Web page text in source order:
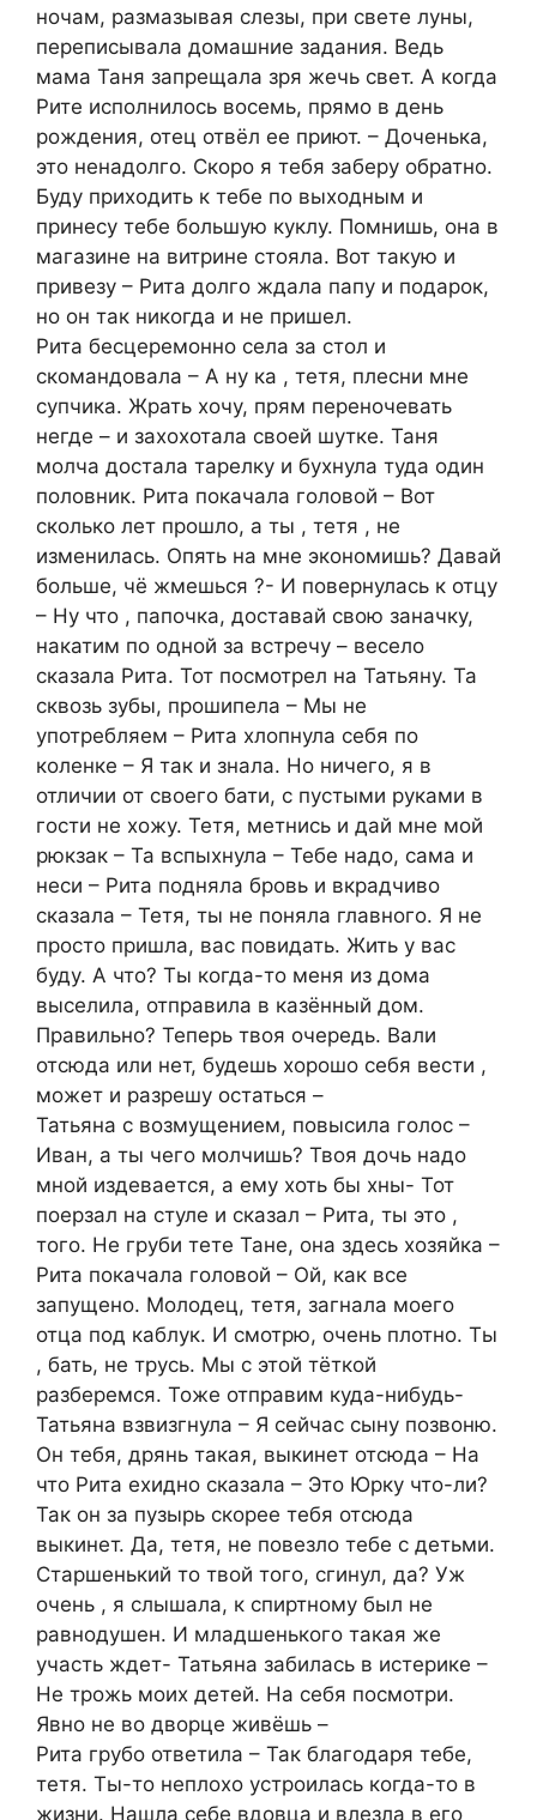
ночам, размазывая слезы, при свете луны,
переписывала домашние задания. Ведь
мама Таня запрещала зря жечь свет. А когда
Рите исполнилось восемь, прямо в день
рождения, отец отвёл ее приют. – Доченька,
это ненадолго. Скоро я тебя заберу обратно.
Буду приходить к тебе по выходным и
принесу тебе большую куклу. Помнишь, она в
магазине на витрине стояла. Вот такую и
привезу – Рита долго ждала папу и подарок,
но он так никогда и не пришел.
Рита бесцеремонно села за стол и
скомандовала – А ну ка , тетя, плесни мне
супчика. Жрать хочу, прям переночевать
негде – и захохотала своей шутке. Таня
молча достала тарелку и бухнула туда один
половник. Рита покачала головой – Вот
сколько лет прошло, а ты , тетя , не
изменилась. Опять на мне экономишь? Давай
больше, чё жмешься ?- И повернулась к отцу
– Ну что , папочка, доставай свою заначку,
накатим по одной за встречу – весело
сказала Рита. Тот посмотрел на Татьяну. Та
сквозь зубы, прошипела – Мы не
употребляем – Рита хлопнула себя по
коленке – Я так и знала. Но ничего, я в
отличии от своего бати, с пустыми руками в
гости не хожу. Тетя, метнись и дай мне мой
рюкзак – Та вспыхнула – Тебе надо, сама и
неси – Рита подняла бровь и вкрадчиво
сказала – Тетя, ты не поняла главного. Я не
просто пришла, вас повидать. Жить у вас
буду. А что? Ты когда-то меня из дома
выселила, отправила в казённый дом.
Правильно? Теперь твоя очередь. Вали
отсюда или нет, будешь хорошо себя вести ,
может и разрешу остаться –
Татьяна с возмущением, повысила голос –
Иван, а ты чего молчишь? Твоя дочь надо
мной издевается, а ему хоть бы хны- Тот
поерзал на стуле и сказал – Рита, ты это ,
того. Не груби тете Тане, она здесь хозяйка –
Рита покачала головой – Ой, как все
запущено. Молодец, тетя, загнала моего
отца под каблук. И смотрю, очень плотно. Ты
, бать, не трусь. Мы с этой тёткой
разберемся. Тоже отправим куда-нибудь-
Татьяна взвизгнула – Я сейчас сыну позвоню.
Он тебя, дрянь такая, выкинет отсюда – На
что Рита ехидно сказала – Это Юрку что-ли?
Так он за пузырь скорее тебя отсюда
выкинет. Да, тетя, не повезло тебе с детьми.
Старшенький то твой того, сгинул, да? Уж
очень , я слышала, к спиртному был не
равнодушен. И младшенького такая же
участь ждет- Татьяна забилась в истерике –
Не трожь моих детей. На себя посмотри.
Явно не во дворце живёшь –
Рита грубо ответила – Так благодаря тебе,
тетя. Ты-то неплохо устроилась когда-то в
жизни. Нашла себе вдовца и влезла в его